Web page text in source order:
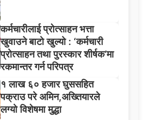
कर्मचारीलाई प्रोत्साहन भत्ता
खुवाउने बाटो खुल्यो : ‘कर्मचारी
प्रोत्साहन तथा पुरस्कार शीर्षक’मा
रकमान्तर गर्न परिपत्र
१ लाख ६० हजार घुससहित
पक्राउ परे अमिन,अख्तियारले
लग्यो विशेषमा मुद्धा